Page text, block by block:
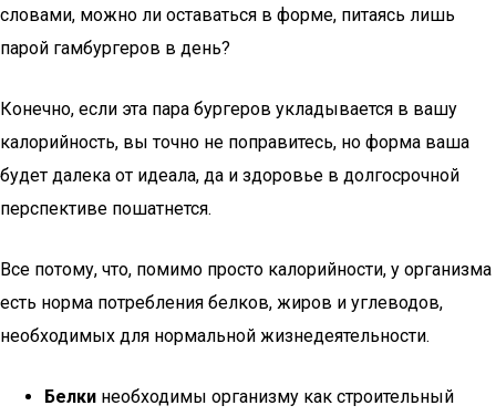
словами, можно ли оставаться в форме, питаясь лишь
парой гамбургеров в день?
Конечно, если эта пара бургеров укладывается в вашу
калорийность, вы точно не поправитесь, но форма ваша
будет далека от идеала, да и здоровье в долгосрочной
перспективе пошатнется.
Все потому, что, помимо просто калорийности, у организма
есть норма потребления белков, жиров и углеводов,
необходимых для нормальной жизнедеятельности.
Белки необходимы организму как строительный